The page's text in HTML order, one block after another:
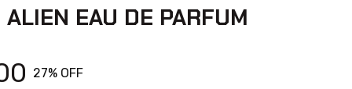
ALIEN EAU DE PARFUM
27% OFF